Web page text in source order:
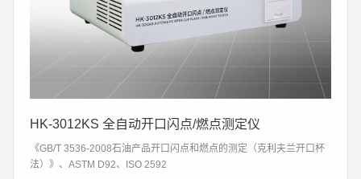
HK-3012KS 全自动开口闪点/燃点测定仪
《GB/T 3536-2008石油产品开口闪点和燃点的测定（克利夫兰开口杯
法）》、ASTM D92、ISO 2592